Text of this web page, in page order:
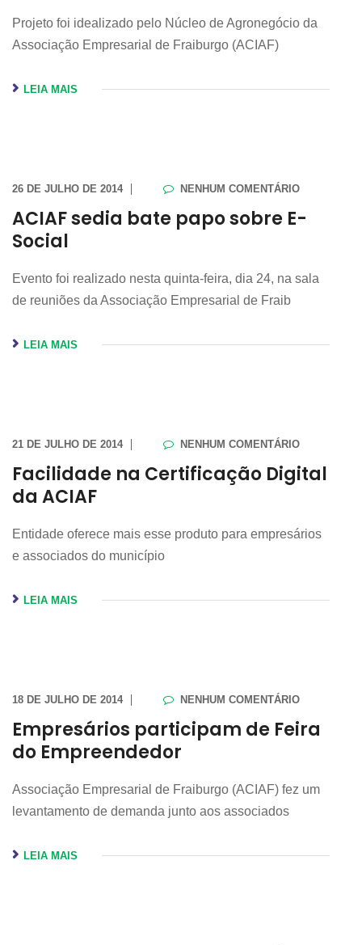
Projeto foi idealizado pelo Núcleo de Agronegócio da
Associação Empresarial de Fraiburgo (ACIAF)
LEIA MAIS
26 DE JULHO DE 2014 NENHUM COMENTÁRIO
ACIAF sedia bate papo sobre E-
Social
Evento foi realizado nesta quinta-feira, dia 24, na sala
de reuniões da Associação Empresarial de Fraib
LEIA MAIS
21 DE JULHO DE 2014 NENHUM COMENTÁRIO
Facilidade na Certificação Digital
da ACIAF
Entidade oferece mais esse produto para empresários
e associados do município
LEIA MAIS
18 DE JULHO DE 2014 NENHUM COMENTÁRIO
Empresários participam de Feira
do Empreendedor
Associação Empresarial de Fraiburgo (ACIAF) fez um
levantamento de demanda junto aos associados
LEIA MAIS